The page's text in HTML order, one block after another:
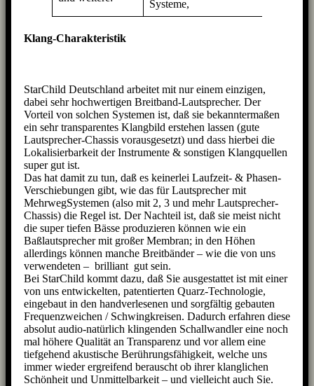
Systeme,
Klang-Charakteristik
StarChild Deutschland arbeitet mit nur einem einzigen,
dabei sehr hochwertigen Breitband-Lautsprecher. Der
Vorteil von solchen Systemen ist, daß sie bekanntermaßen
ein sehr transparentes Klangbild erstehen lassen (gute
Lautsprecher-Chassis vorausgesetzt) und dass hierbei die
Lokalisierbarkeit der Instrumente & sonstigen Klangquellen
super gut ist.
Das hat damit zu tun, daß es keinerlei Laufzeit- & Phasen-
Verschiebungen gibt, wie das für Lautsprecher mit
MehrwegSystemen (also mit 2, 3 und mehr Lautsprecher-
Chassis) die Regel ist. Der Nachteil ist, daß sie meist nicht
die super tiefen Bässe produzieren können wie ein
Baßlautsprecher mit großer Membran; in den Höhen
allerdings können manche Breitbänder – wie die von uns
verwendeten – brilliant gut sein.
Bei StarChild kommt dazu, daß Sie ausgestattet ist mit einer
von uns entwickelten, patentierten Quarz-Technologie,
eingebaut in den handverlesenen und sorgfältig gebauten
Frequenzweichen / Schwingkreisen. Dadurch erfahren diese
absolut audio-natürlich klingenden Schallwandler eine noch
mal höhere Qualität an Transparenz und vor allem eine
tiefgehend akustische Berührungsfähigkeit, welche uns
immer wieder ergreifend berauscht ob ihrer klanglichen
Schönheit und Unmittelbarkeit – und vielleicht auch Sie.